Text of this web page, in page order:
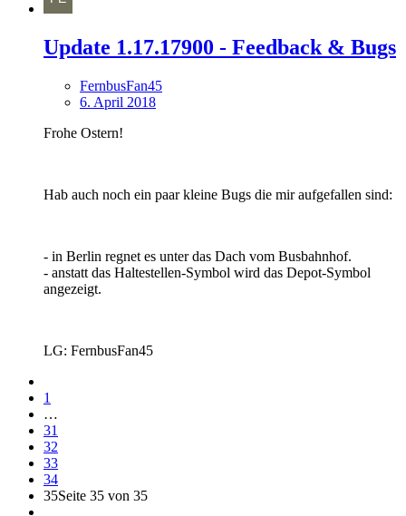
Update 1.17.17900 - Feedback & Bugs
FernbusFan45
6. April 2018
Frohe Ostern!
Hab auch noch ein paar kleine Bugs die mir aufgefallen sind:
- in Berlin regnet es unter das Dach vom Busbahnhof.
- anstatt das Haltestellen-Symbol wird das Depot-Symbol
angezeigt.
LG: FernbusFan45
1
…
31
32
33
34
35Seite 35 von 35